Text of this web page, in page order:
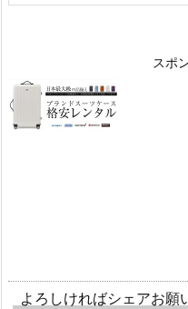
スポ
よろしければシェアお願